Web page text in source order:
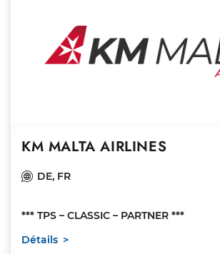
KM MALTA AIRLINES
DE, FR
*** TPS – CLASSIC – PARTNER ***
Détails